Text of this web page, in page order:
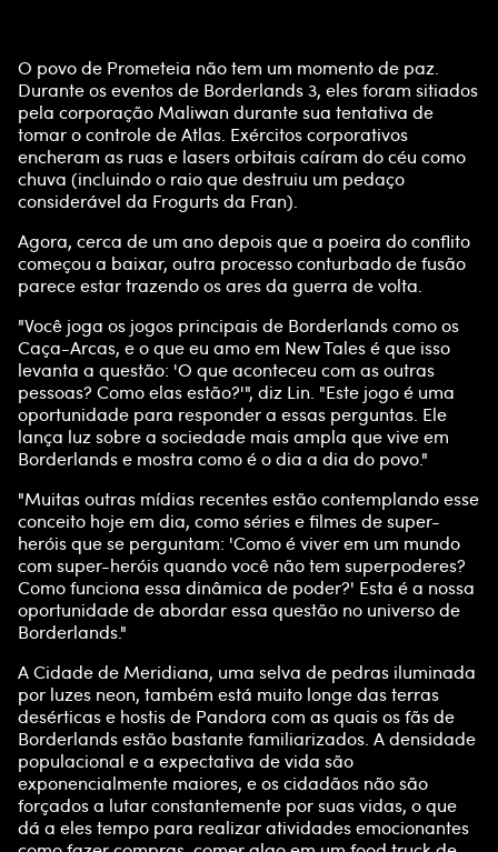
O povo de Prometeia não tem um momento de paz.
Durante os eventos de Borderlands 3, eles foram sitiados
pela corporação Maliwan durante sua tentativa de
tomar o controle de Atlas. Exércitos corporativos
encheram as ruas e lasers orbitais caíram do céu como
chuva (incluindo o raio que destruiu um pedaço
considerável da Frogurts da Fran).
Agora, cerca de um ano depois que a poeira do conflito
começou a baixar, outra processo conturbado de fusão
parece estar trazendo os ares da guerra de volta.
"Você joga os jogos principais de Borderlands como os
Caça-Arcas, e o que eu amo em New Tales é que isso
levanta a questão: 'O que aconteceu com as outras
pessoas? Como elas estão?'", diz Lin. "Este jogo é uma
oportunidade para responder a essas perguntas. Ele
lança luz sobre a sociedade mais ampla que vive em
Borderlands e mostra como é o dia a dia do povo."
"Muitas outras mídias recentes estão contemplando esse
conceito hoje em dia, como séries e filmes de super-
heróis que se perguntam: 'Como é viver em um mundo
com super-heróis quando você não tem superpoderes?
Como funciona essa dinâmica de poder?' Esta é a nossa
oportunidade de abordar essa questão no universo de
Borderlands."
A Cidade de Meridiana, uma selva de pedras iluminada
por luzes neon, também está muito longe das terras
desérticas e hostis de Pandora com as quais os fãs de
Borderlands estão bastante familiarizados. A densidade
populacional e a expectativa de vida são
exponencialmente maiores, e os cidadãos não são
forçados a lutar constantemente por suas vidas, o que
dá a eles tempo para realizar atividades emocionantes